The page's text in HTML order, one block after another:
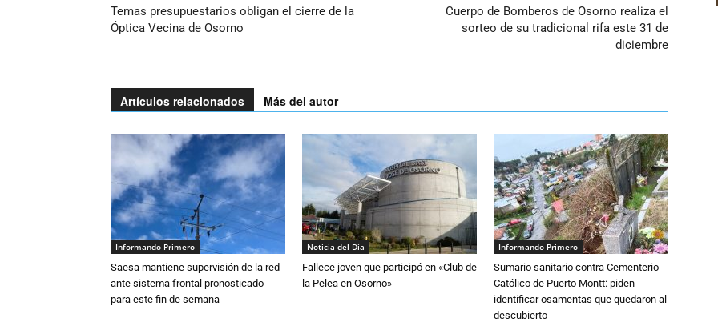
Temas presupuestarios obligan el cierre de la
Óptica Vecina de Osorno
Cuerpo de Bomberos de Osorno realiza el
sorteo de su tradicional rifa este 31 de
diciembre
Artículos relacionados Más del autor
Informando Primero
Saesa mantiene supervisión de la red
ante sistema frontal pronosticado
para este fin de semana
Noticia del Día
Fallece joven que participó en «Club de
la Pelea en Osorno»
Informando Primero
Sumario sanitario contra Cementerio
Católico de Puerto Montt: piden
identificar osamentas que quedaron al
descubierto